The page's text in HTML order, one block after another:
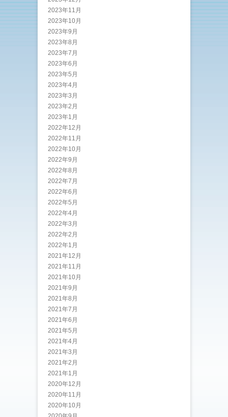
2023年11月
2023年10月
2023年9月
2023年8月
2023年7月
2023年6月
2023年5月
2023年4月
2023年3月
2023年2月
2023年1月
2022年12月
2022年11月
2022年10月
2022年9月
2022年8月
2022年7月
2022年6月
2022年5月
2022年4月
2022年3月
2022年2月
2022年1月
2021年12月
2021年11月
2021年10月
2021年9月
2021年8月
2021年7月
2021年6月
2021年5月
2021年4月
2021年3月
2021年2月
2021年1月
2020年12月
2020年11月
2020年10月